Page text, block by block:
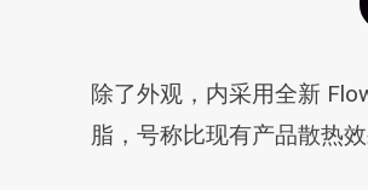
除了外观，内采用全新
脂，号称比现有产品散热